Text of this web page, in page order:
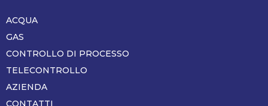
Piè
di
pagina
ACQUA
GAS
CONTROLLO DI PROCESSO
TELECONTROLLO
AZIENDA
CONTATTI